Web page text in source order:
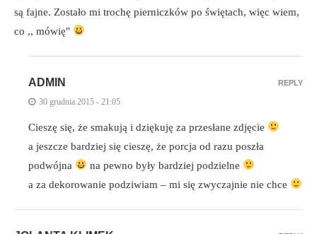
są fajne. Zostało mi trochę pierniczków po świętach, więc wiem,
co ,, mówię"
ADMIN
30 grudnia 2015 - 21:05
Cieszę się, że smakują i dziękuję za przesłane zdjęcie
a jeszcze bardziej się cieszę, że porcja od razu poszła
podwójna
na pewno były bardziej podzielne
a za dekorowanie podziwiam – mi się zwyczajnie nie chce
REPLY